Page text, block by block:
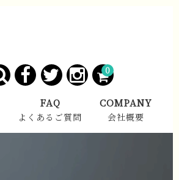
0
FAQ
よくあるご質問
COMPANY
会社概要